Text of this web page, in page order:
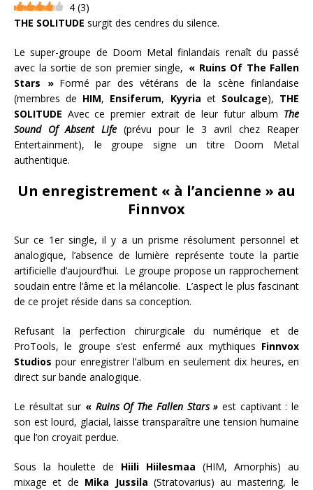
4 (3)
THE SOLITUDE surgit des cendres du silence.
Le super-groupe de Doom Metal finlandais renaît du passé
avec la sortie de son premier single, « Ruins Of The Fallen
Stars »Formé par des vétérans de la scène finlandaise
(membres de HIM, Ensiferum, Kyyria et Soulcage), THE
SOLITUDE Avec ce premier extrait de leur futur album The
Sound Of Absent Life (prévu pour le 3 avril chez Reaper
Entertainment), le groupe signe un titre Doom Metal
authentique.
Un enregistrement « à l’ancienne » au
Finnvox
Sur ce 1er single, il y a un prisme résolument personnel et
analogique, l’absence de lumière représente toute la partie
artificielle d’aujourd’hui. Le groupe propose un rapprochement
soudain entre l’âme et la mélancolie. L’aspect le plus fascinant
de ce projet réside dans sa conception.
Refusant la perfection chirurgicale du numérique et de
ProTools, le groupe s’est enfermé aux mythiques Finnvox
Studios pour enregistrer l’album en seulement dix heures, en
direct sur bande analogique.
Le résultat sur « Ruins Of The Fallen Stars » est captivant : le
son est lourd, glacial, laisse transparaître une tension humaine
que l’on croyait perdue.
Sous la houlette de Hiili Hiilesmaa (HIM, Amorphis) au
mixage et de Mika Jussila (Stratovarius) au mastering, le